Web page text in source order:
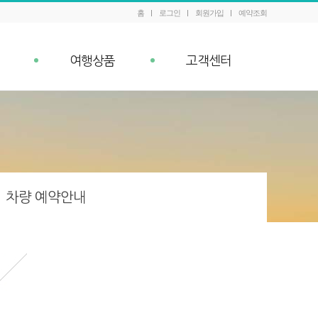
홈 로그인 회원가입 예약조회
여행상품
패키지 예약조회
고객센터
공지사항
차량 예약안내